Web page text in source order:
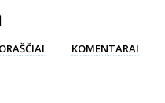
KOMENTARAI